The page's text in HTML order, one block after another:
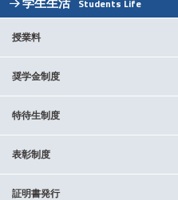
学生生活 Students Life
授業料
奨学金制度
特待生制度
表彰制度
証明書発行